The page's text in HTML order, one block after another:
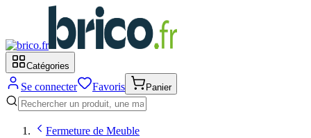
Catégories
Se connecter Favoris Panier
Fermeture de Meuble